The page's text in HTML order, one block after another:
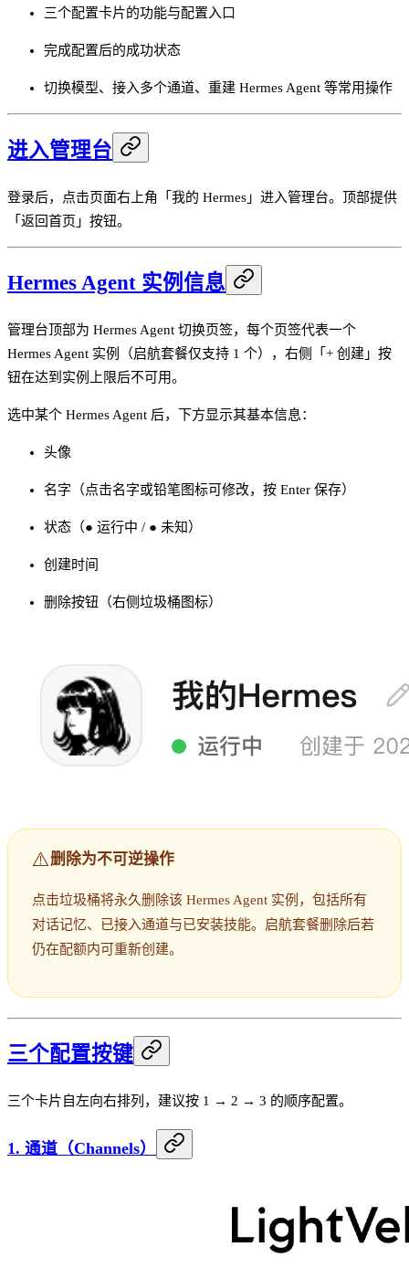
三个配置卡片的功能与配置入口
完成配置后的成功状态
切换模型、接入多个通道、重建 Hermes Agent 等常用操作
进入管理台
登录后，点击页面右上角「我的 Hermes」进入管理台。顶部提供
「返回首页」按钮。
Hermes Agent 实例信息
管理台顶部为 Hermes Agent 切换页签，每个页签代表一个
Hermes Agent 实例（启航套餐仅支持 1 个），右侧「+ 创建」按
钮在达到实例上限后不可用。
选中某个 Hermes Agent 后，下方显示其基本信息：
头像
名字（点击名字或铅笔图标可修改，按 Enter 保存）
状态（● 运行中 / ● 未知）
创建时间
删除按钮（右侧垃圾桶图标）
⚠️删除为不可逆操作
点击垃圾桶将永久删除该 Hermes Agent 实例，包括所有
对话记忆、已接入通道与已安装技能。启航套餐删除后若
仍在配额内可重新创建。
三个配置按键
三个卡片自左向右排列，建议按 1 → 2 → 3 的顺序配置。
1. 通道（Channels）